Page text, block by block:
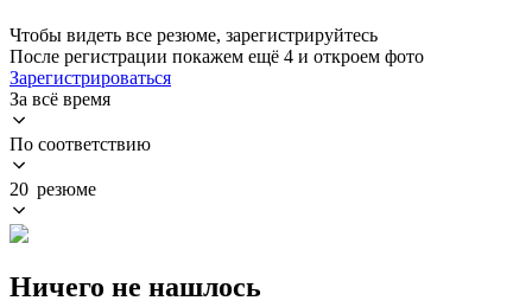
Чтобы видеть все резюме, зарегистрируйтесь
После регистрации покажем ещё 4 и откроем фото
Зарегистрироваться
За всё время
По соответствию
20 резюме
Ничего не нашлось